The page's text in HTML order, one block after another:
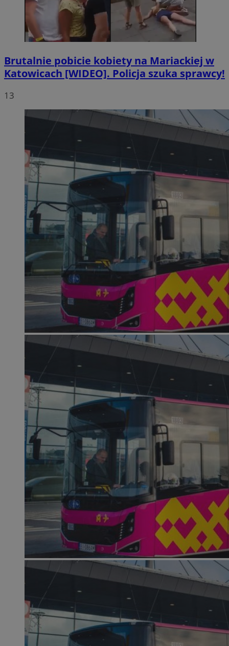
Brutalnie pobicie kobiety na Mariackiej w
Katowicach [WIDEO]. Policja szuka sprawcy!
13